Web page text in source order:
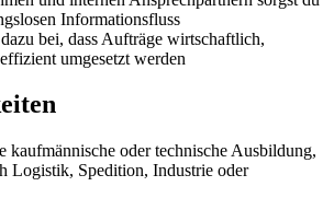
Informationsfluss
bei, dass Aufträge wirtschaftlich,
umgesetzt werden
kaufmännische oder technische Ausbildung,
Logistik, Spedition, Industrie oder